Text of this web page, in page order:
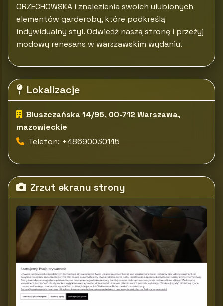
ORZECHOWSKA i znalezienia swoich ulubionych
elementów garderoby, które podkreślą
indywidualny styl. Odwiedź naszą stronę i przeżyj
modowy renesans w warszawskim wydaniu.
Lokalizacje
Bluszczańska 14/95, 00-712 Warszawa,
mazowieckie
Telefon: +48690030145
Zrzut ekranu strony